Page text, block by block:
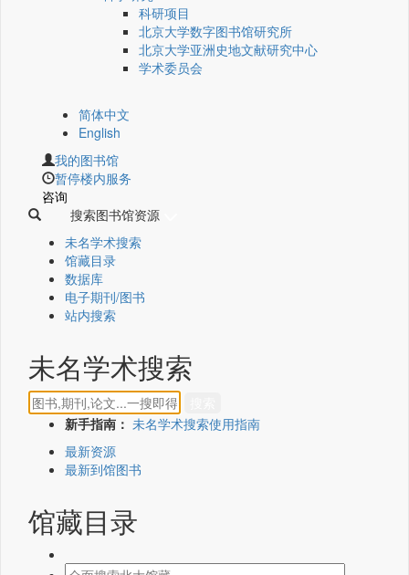
科研项目
北京大学数字图书馆研究所
北京大学亚洲史地文献研究中心
学术委员会
简体中文
English
我的图书馆
暂停楼内服务
咨询
搜索图书馆资源
未名学术搜索
馆藏目录
数据库
电子期刊/图书
站内搜索
未名学术搜索
新手指南： 未名学术搜索使用指南
最新资源
最新到馆图书
馆藏目录